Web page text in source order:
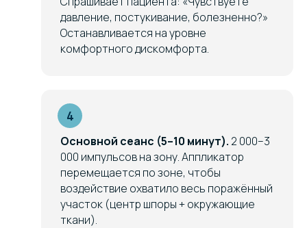
давление, постукивание, болезненно?»
Останавливается на уровне
комфортного дискомфорта.
Основной сеанс (5–10 минут). 2 000–3
000 импульсов на зону. Аппликатор
перемещается по зоне, чтобы
воздействие охватило весь поражённый
участок (центр шпоры + окружающие
ткани).